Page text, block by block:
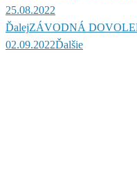
25.08.2022
ĎalejZÁVODNÁ
02.09.2022Ďalšie